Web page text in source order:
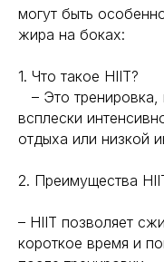
могут быть
жира на боках:
1. Что такое HIIT?
– Это тренировка,
всплески
отдыха или низкой
2. Преимущества
– HIIT позволяет
короткое время и